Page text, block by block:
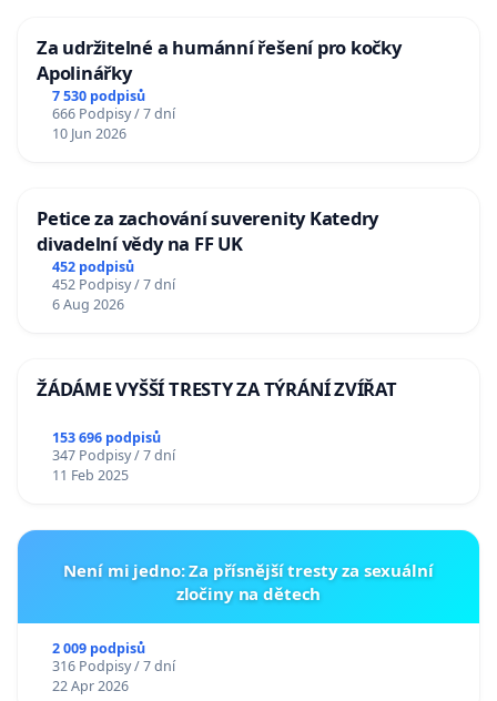
Za udržitelné a humánní řešení pro kočky
Apolinářky
7 530 podpisů
666 Podpisy / 7 dní
10 Jun 2026
Petice za zachování suverenity Katedry
divadelní vědy na FF UK
452 podpisů
452 Podpisy / 7 dní
6 Aug 2026
ŽÁDÁME VYŠŠÍ TRESTY ZA TÝRÁNÍ ZVÍŘAT
153 696 podpisů
347 Podpisy / 7 dní
11 Feb 2025
Není mi jedno: Za přísnější tresty za sexuální
zločiny na dětech
2 009 podpisů
316 Podpisy / 7 dní
22 Apr 2026